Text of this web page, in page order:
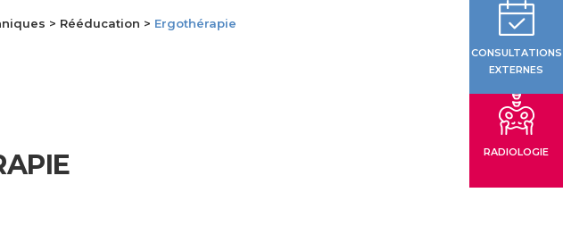
CONSULTATIONS
EXTERNES
RADIOLOGIE
> Rééducation > Ergothérapie